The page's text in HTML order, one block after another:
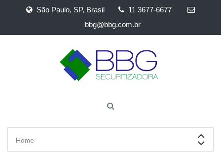
São Paulo, SP, Brasil
11 3677-6677
bbg@bbg.com.br